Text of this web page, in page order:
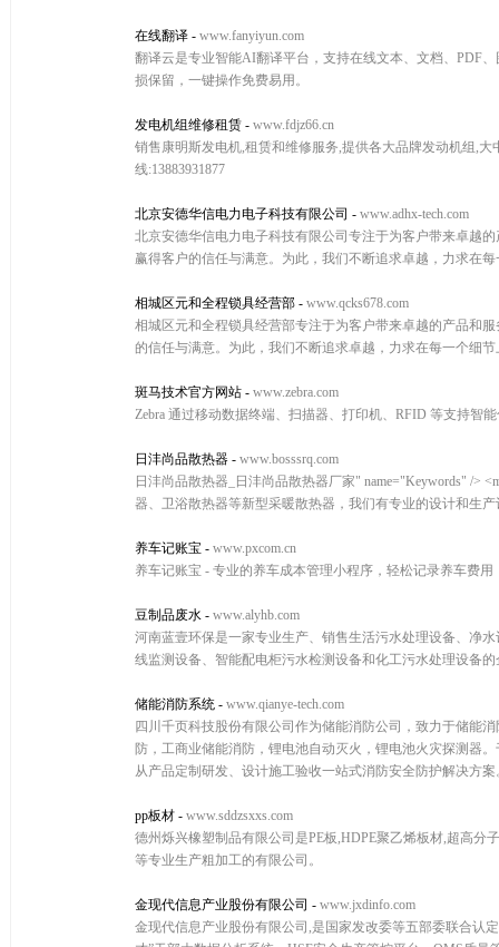
在线翻译 - www.fanyiyun.com
翻译云是专业智能AI翻译平台，支持在线文本、文档、PDF
损保留，一键操作免费易用。
发电机组维修租赁 - www.fdjz66.cn
销售康明斯发电机,租赁和维修服务,提供各大品牌发动机组,
线:13883931877
北京安德华信电力电子科技有限公司 - www.adhx-tech.com
北京安德华信电力电子科技有限公司专注于为客户带来卓越
赢得客户的信任与满意。为此，我们不断追求卓越，力求在
相城区元和全程锁具经营部 - www.qcks678.com
相城区元和全程锁具经营部专注于为客户带来卓越的产品和
的信任与满意。为此，我们不断追求卓越，力求在每一个细
斑马技术官方网站 - www.zebra.com
Zebra 通过移动数据终端、扫描器、打印机、RFID 等支持智
日沣尚品散热器 - www.bosssrq.com
日沣尚品散热器_日沣尚品散热器厂家" name="Keywords" />
器、卫浴散热器等新型采暖散热器，我们有专业的设计和生
养车记账宝 - www.pxcom.cn
养车记账宝 - 专业的养车成本管理小程序，轻松记录养车费用
豆制品废水 - www.alyhb.com
河南蓝壹环保是一家专业生产、销售生活污水处理设备、净
线监测设备、智能配电柜污水检测设备和化工污水处理设备
储能消防系统 - www.qianye-tech.com
四川千页科技股份有限公司作为储能消防公司，致力于储能
防，工商业储能消防，锂电池自动灭火，锂电池火灾探测器
从产品定制研发、设计施工验收一站式消防安全防护解决方案
pp板材 - www.sddzsxxs.com
德州烁兴橡塑制品有限公司是PE板,HDPE聚乙烯板材,超高分
等专业生产粗加工的有限公司。
金现代信息产业股份有限公司 - www.jxdinfo.com
金现代信息产业股份有限公司,是国家发改委等五部委联合认